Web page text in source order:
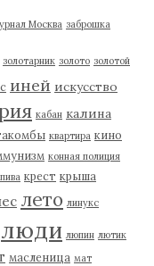
Москва заброшка
золотарник золото золотой
иней искусство
кабан калина
квартира кино
конная полиция
крест крыша
лето линукс
люди люпин лютик
масленица мат